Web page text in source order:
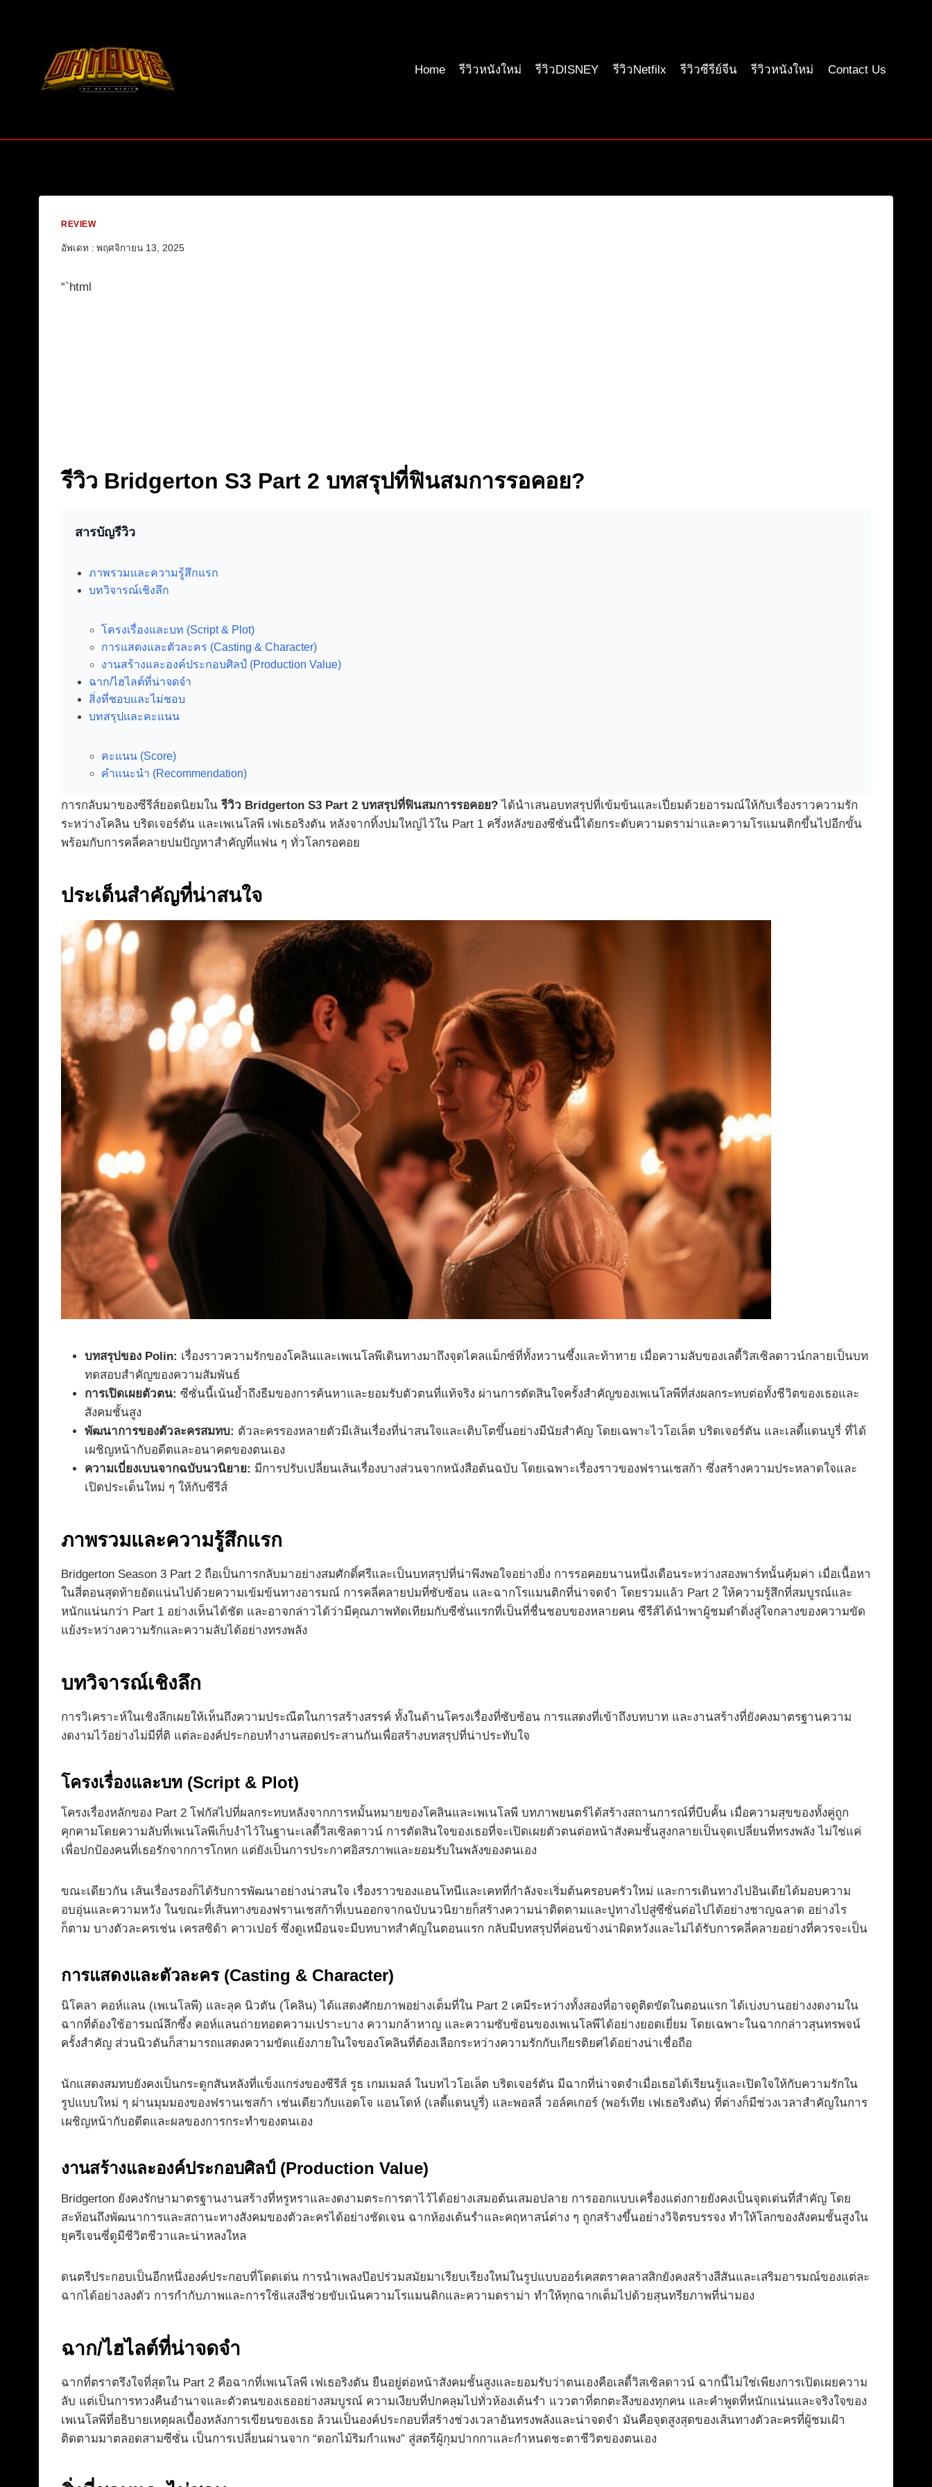
Home
รีวิวหนังใหม่ รีวิวDISNEY รีวิวNetfilx รีวิวซีรีย์จีน รีวิวหนังใหม่ Contact Us
REVIEW
อัพเดท : พฤศจิกายน 13, 2025
“`html
รีวิว Bridgerton S3 Part 2 บทสรุปที่ฟินสมการรอคอย?
สารบัญรีวิว
ภาพรวมและความรู้สึกแรก
บทวิจารณ์เชิงลึก
โครงเรื่องและบท (Script & Plot)
การแสดงและตัวละคร (Casting & Character)
งานสร้างและองค์ประกอบศิลป์ (Production Value)
ฉาก/ไฮไลต์ที่น่าจดจำ
สิ่งที่ชอบและไม่ชอบ
บทสรุปและคะแนน
คะแนน (Score)
คำแนะนำ (Recommendation)
การกลับมาของซีรีส์ยอดนิยมในรีวิว Bridgerton S3 Part 2 บทสรุปที่ฟินสมการรอคอย? ได้นำเสนอบทสรุปที่เข้มข้นและเปี่ยมด้วยอารมณ์ให้กับเรื่องราวความรัก
ระหว่างโคลิน บริดเจอร์ตัน และเพเนโลพี เฟเธอริงตัน หลังจากทิ้งปมใหญ่ไว้ใน Part 1 ครึ่งหลังของซีซั่นนี้ได้ยกระดับความดราม่าและความโรแมนติกขึ้นไปอีกขั้น
พร้อมกับการคลี่คลายปมปัญหาสำคัญที่แฟน ๆ ทั่วโลกรอคอย
ประเด็นสำคัญที่น่าสนใจ
บทสรุปของ Polin: เรื่องราวความรักของโคลินและเพเนโลพีเดินทางมาถึงจุดไคลแม็กซ์ที่ทั้งหวานซึ้งและท้าทาย เมื่อความลับของเลดี้วิสเซิลดาวน์กลายเป็นบท
ทดสอบสำคัญของความสัมพันธ์
การเปิดเผยตัวตน: ซีซั่นนี้เน้นย้ำถึงธีมของการค้นหาและยอมรับตัวตนที่แท้จริง ผ่านการตัดสินใจครั้งสำคัญของเพเนโลพีที่ส่งผลกระทบต่อทั้งชีวิตของเธอและ
สังคมชั้นสูง
พัฒนาการของตัวละครสมทบ: ตัวละครรองหลายตัวมีเส้นเรื่องที่น่าสนใจและเติบโตขึ้นอย่างมีนัยสำคัญ โดยเฉพาะไวโอเล็ต บริดเจอร์ตัน และเลดี้แดนบูรี่ ที่ได้
เผชิญหน้ากับอดีตและอนาคตของตนเอง
ความเบี่ยงเบนจากฉบับนวนิยาย: มีการปรับเปลี่ยนเส้นเรื่องบางส่วนจากหนังสือต้นฉบับ โดยเฉพาะเรื่องราวของฟรานเชสก้า ซึ่งสร้างความประหลาดใจและ
เปิดประเด็นใหม่ ๆ ให้กับซีรีส์
ภาพรวมและความรู้สึกแรก
Bridgerton Season 3 Part 2 ถือเป็นการกลับมาอย่างสมศักดิ์ศรีและเป็นบทสรุปที่น่าพึงพอใจอย่างยิ่ง การรอคอยนานหนึ่งเดือนระหว่างสองพาร์ทนั้นคุ้มค่า เมื่อเนื้อหา
ในสี่ตอนสุดท้ายอัดแน่นไปด้วยความเข้มข้นทางอารมณ์ การคลี่คลายปมที่ซับซ้อน และฉากโรแมนติกที่น่าจดจำ โดยรวมแล้ว Part 2 ให้ความรู้สึกที่สมบูรณ์และ
หนักแน่นกว่า Part 1 อย่างเห็นได้ชัด และอาจกล่าวได้ว่ามีคุณภาพทัดเทียมกับซีซั่นแรกที่เป็นที่ชื่นชอบของหลายคน ซีรีส์ได้นำพาผู้ชมดำดิ่งสู่ใจกลางของความขัด
แย้งระหว่างความรักและความลับได้อย่างทรงพลัง
บทวิจารณ์เชิงลึก
การวิเคราะห์ในเชิงลึกเผยให้เห็นถึงความประณีตในการสร้างสรรค์ ทั้งในด้านโครงเรื่องที่ซับซ้อน การแสดงที่เข้าถึงบทบาท และงานสร้างที่ยังคงมาตรฐานความ
งดงามไว้อย่างไม่มีที่ติ แต่ละองค์ประกอบทำงานสอดประสานกันเพื่อสร้างบทสรุปที่น่าประทับใจ
โครงเรื่องและบท (Script & Plot)
โครงเรื่องหลักของ Part 2 โฟกัสไปที่ผลกระทบหลังจากการหมั้นหมายของโคลินและเพเนโลพี บทภาพยนตร์ได้สร้างสถานการณ์ที่บีบคั้น เมื่อความสุขของทั้งคู่ถูก
คุกคามโดยความลับที่เพเนโลพีเก็บงำไว้ในฐานะเลดี้วิสเซิลดาวน์ การตัดสินใจของเธอที่จะเปิดเผยตัวตนต่อหน้าสังคมชั้นสูงกลายเป็นจุดเปลี่ยนที่ทรงพลัง ไม่ใช่แค่
เพื่อปกป้องคนที่เธอรักจากการโกหก แต่ยังเป็นการประกาศอิสรภาพและยอมรับในพลังของตนเอง
ขณะเดียวกัน เส้นเรื่องรองก็ได้รับการพัฒนาอย่างน่าสนใจ เรื่องราวของแอนโทนีและเคทที่กำลังจะเริ่มต้นครอบครัวใหม่ และการเดินทางไปอินเดียได้มอบความ
อบอุ่นและความหวัง ในขณะที่เส้นทางของฟรานเชสก้าที่เบนออกจากฉบับนวนิยายก็สร้างความน่าติดตามและปูทางไปสู่ซีซั่นต่อไปได้อย่างชาญฉลาด อย่างไร
ก็ตาม บางตัวละครเช่น เครสซิด้า คาวเปอร์ ซึ่งดูเหมือนจะมีบทบาทสำคัญในตอนแรก กลับมีบทสรุปที่ค่อนข้างน่าผิดหวังและไม่ได้รับการคลี่คลายอย่างที่ควรจะเป็น
การแสดงและตัวละคร (Casting & Character)
นิโคลา คอห์แลน (เพเนโลพี) และลุค นิวตัน (โคลิน) ได้แสดงศักยภาพอย่างเต็มที่ใน Part 2 เคมีระหว่างทั้งสองที่อาจดูติดขัดในตอนแรก ได้เบ่งบานอย่างงดงามใน
ฉากที่ต้องใช้อารมณ์ลึกซึ้ง คอห์แลนถ่ายทอดความเปราะบาง ความกล้าหาญ และความซับซ้อนของเพเนโลพีได้อย่างยอดเยี่ยม โดยเฉพาะในฉากกล่าวสุนทรพจน์
ครั้งสำคัญ ส่วนนิวตันก็สามารถแสดงความขัดแย้งภายในใจของโคลินที่ต้องเลือกระหว่างความรักกับเกียรติยศได้อย่างน่าเชื่อถือ
นักแสดงสมทบยังคงเป็นกระดูกสันหลังที่แข็งแกร่งของซีรีส์ รูธ เกมเมลล์ ในบทไวโอเล็ต บริดเจอร์ตัน มีฉากที่น่าจดจำเมื่อเธอได้เรียนรู้และเปิดใจให้กับความรักใน
รูปแบบใหม่ ๆ ผ่านมุมมองของฟรานเชสก้า เช่นเดียวกับแอดโจ แอนโดห์ (เลดี้แดนบูรี่) และพอลลี่ วอล์คเกอร์ (พอร์เทีย เฟเธอริงตัน) ที่ต่างก็มีช่วงเวลาสำคัญในการ
เผชิญหน้ากับอดีตและผลของการกระทำของตนเอง
งานสร้างและองค์ประกอบศิลป์ (Production Value)
Bridgerton ยังคงรักษามาตรฐานงานสร้างที่หรูหราและงดงามตระการตาไว้ได้อย่างเสมอต้นเสมอปลาย การออกแบบเครื่องแต่งกายยังคงเป็นจุดเด่นที่สำคัญ โดย
สะท้อนถึงพัฒนาการและสถานะทางสังคมของตัวละครได้อย่างชัดเจน ฉากห้องเต้นรำและคฤหาสน์ต่าง ๆ ถูกสร้างขึ้นอย่างวิจิตรบรรจง ทำให้โลกของสังคมชั้นสูงใน
ยุครีเจนซี่ดูมีชีวิตชีวาและน่าหลงใหล
ดนตรีประกอบเป็นอีกหนึ่งองค์ประกอบที่โดดเด่น การนำเพลงป๊อปร่วมสมัยมาเรียบเรียงใหม่ในรูปแบบออร์เคสตราคลาสสิกยังคงสร้างสีสันและเสริมอารมณ์ของแต่ละ
ฉากได้อย่างลงตัว การกำกับภาพและการใช้แสงสีช่วยขับเน้นความโรแมนติกและความดราม่า ทำให้ทุกฉากเต็มไปด้วยสุนทรียภาพที่น่ามอง
ฉาก/ไฮไลต์ที่น่าจดจำ
ฉากที่ตราตรึงใจที่สุดใน Part 2 คือฉากที่เพเนโลพี เฟเธอริงตัน ยืนอยู่ต่อหน้าสังคมชั้นสูงและยอมรับว่าตนเองคือเลดี้วิสเซิลดาวน์ ฉากนี้ไม่ใช่เพียงการเปิดเผยความ
ลับ แต่เป็นการทวงคืนอำนาจและตัวตนของเธออย่างสมบูรณ์ ความเงียบที่ปกคลุมไปทั่วห้องเต้นรำ แววตาที่ตกตะลึงของทุกคน และคำพูดที่หนักแน่นและจริงใจของ
เพเนโลพีที่อธิบายเหตุผลเบื้องหลังการเขียนของเธอ ล้วนเป็นองค์ประกอบที่สร้างช่วงเวลาอันทรงพลังและน่าจดจำ มันคือจุดสูงสุดของเส้นทางตัวละครที่ผู้ชมเฝ้า
ติดตามมาตลอดสามซีซั่น เป็นการเปลี่ยนผ่านจาก “ดอกไม้ริมกำแพง” สู่สตรีผู้กุมปากกาและกำหนดชะตาชีวิตของตนเอง